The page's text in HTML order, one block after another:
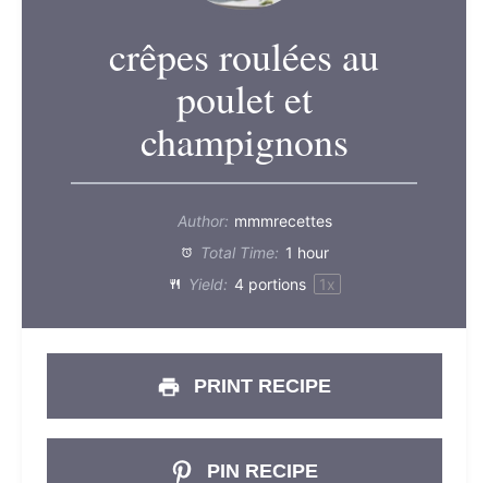
crêpes roulées au
poulet et
champignons
Author: mmmrecettes
Total Time: 1 hour
Yield: 4portions 1x
PRINT RECIPE
PIN RECIPE